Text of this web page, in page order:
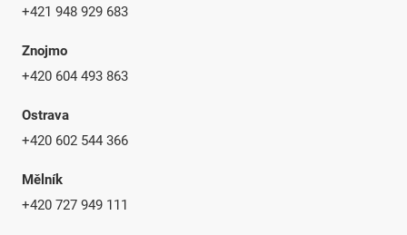
+421 948 929 683
Znojmo
+420 604 493 863
Ostrava
+420 602 544 366
Mělník
+420 727 949 111